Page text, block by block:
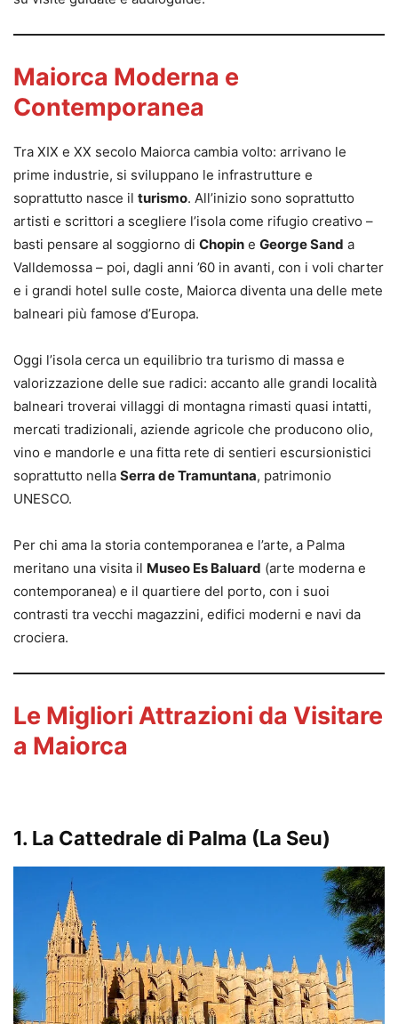
Maiorca Moderna e
Contemporanea
Tra XIX e XX secolo Maiorca cambia volto: arrivano le
prime industrie, si sviluppano le infrastrutture e
soprattutto nasce il turismo. All’inizio sono soprattutto
artisti e scrittori a scegliere l’isola come rifugio creativo –
basti pensare al soggiorno di Chopin e George Sand a
Valldemossa – poi, dagli anni ’60 in avanti, con i voli charter
e i grandi hotel sulle coste, Maiorca diventa una delle mete
balneari più famose d’Europa.
Oggi l’isola cerca un equilibrio tra turismo di massa e
valorizzazione delle sue radici: accanto alle grandi località
balneari troverai villaggi di montagna rimasti quasi intatti,
mercati tradizionali, aziende agricole che producono olio,
vino e mandorle e una fitta rete di sentieri escursionistici
soprattutto nella Serra de Tramuntana, patrimonio
UNESCO.
Per chi ama la storia contemporanea e l’arte, a Palma
meritano una visita il Museo Es Baluard (arte moderna e
contemporanea) e il quartiere del porto, con i suoi
contrasti tra vecchi magazzini, edifici moderni e navi da
crociera.
Le Migliori Attrazioni da Visitare
a Maiorca
1. La Cattedrale di Palma (La Seu)